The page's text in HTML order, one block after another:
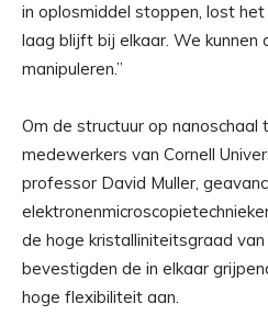
in oplosmiddel stoppen, lost
laag blijft bij elkaar. We kunnen
manipuleren.”
Om de structuur op nanoschaal
medewerkers van Cornell
professor David Muller,
de hoge kristalliniteitsgraad
bevestigden de in elkaar
hoge flexibiliteit aan.